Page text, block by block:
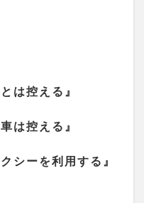
は控える』
は控える』
シーを利用する』